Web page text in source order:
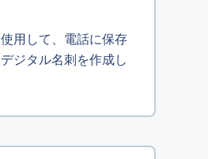
用して、電話に保存
ジタル名刺を作成し